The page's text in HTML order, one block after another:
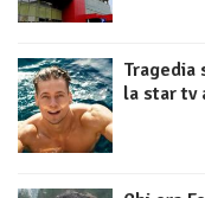
Tragedia
la star tv